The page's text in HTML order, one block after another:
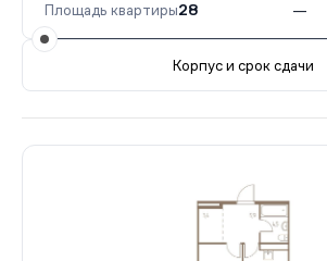
Площадь квартиры28 —
Корпус и срок сдачи
С1 (оч. 1.1)20 кв.